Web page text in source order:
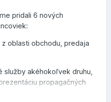
pridali 6 nových
oblasti obchodu, predaja
služby akéhokoľvek druhu,
propagačných